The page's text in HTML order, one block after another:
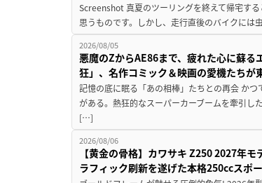
Screenshot 真夏のツーリングを終えて帰宅す
思うものです。しかし、走行直後のバイクに
2026/08/05
悪魔のZからAE86まで、疲れた心に蘇
狂」、名作コミック＆映画の愛機たちが
記憶の底に眠る「あの相棒」たちとの再会 か
がある。熱狂的なスーパーカーブームを牽引し
[…]
2026/08/06
【黄金の骨格】カワサキ Z250 2027年
ラフィック刷新を遂げた本格250ccスポ